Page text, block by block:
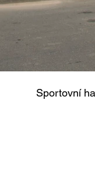
Sportovní